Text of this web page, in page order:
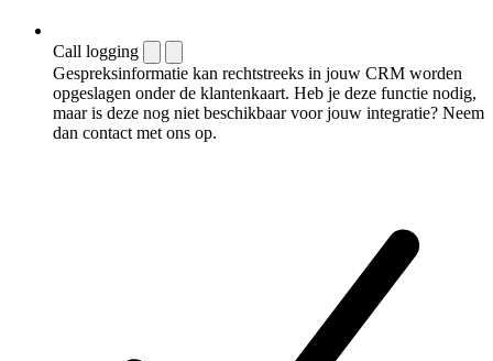
Call logging
Gespreksinformatie kan rechtstreeks in jouw CRM worden
opgeslagen onder de klantenkaart. Heb je deze functie nodig,
maar is deze nog niet beschikbaar voor jouw integratie? Neem
dan contact met ons op.